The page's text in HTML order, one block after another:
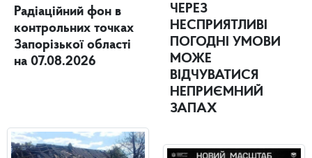
Радіаційний фон в
контрольних точках
Запорізької області
на 07.08.2026
ЧЕРЕЗ
НЕСПРИЯТЛИВІ
ПОГОДНІ УМОВИ
МОЖЕ
ВІДЧУВАТИСЯ
НЕПРИЄМНИЙ
ЗАПАХ